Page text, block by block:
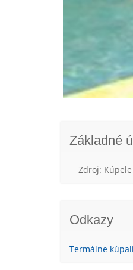
Základné
Zdroj:
Odkazy
Termálne